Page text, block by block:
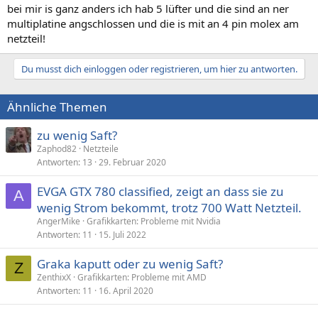
bei mir is ganz anders ich hab 5 lüfter und die sind an ner
multiplatine angschlossen und die is mit an 4 pin molex am
netzteil!
Du musst dich einloggen oder registrieren, um hier zu antworten.
Ähnliche Themen
zu wenig Saft?
Zaphod82 Netzteile
Antworten 13 29. Februar 2020
A
EVGA GTX 780 classified, zeigt an dass sie zu
wenig Strom bekommt, trotz 700 Watt Netzteil.
AngerMike Grafikkarten: Probleme mit Nvidia
Antworten 11 15. Juli 2022
Z Graka kaputt oder zu wenig Saft?
ZenthixX Grafikkarten: Probleme mit AMD
Antworten 11 16. April 2020